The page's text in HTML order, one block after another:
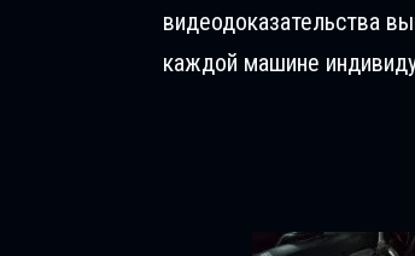
видеодоказательства
каждой машине